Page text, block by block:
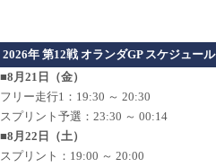
2026年 第12戦 オランダGP スケジュール
■8月21日（金）
フリー走行1：19:30 ～ 20:30
スプリント予選：23:30 ～ 00:14
■8月22日（土）
スプリント：19:00 ～ 20:00